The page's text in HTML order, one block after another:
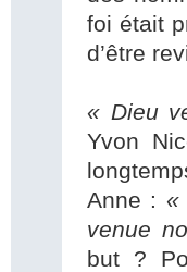
foi était
d’être
« Dieu
Yvon
Anne : «
venue
but ?